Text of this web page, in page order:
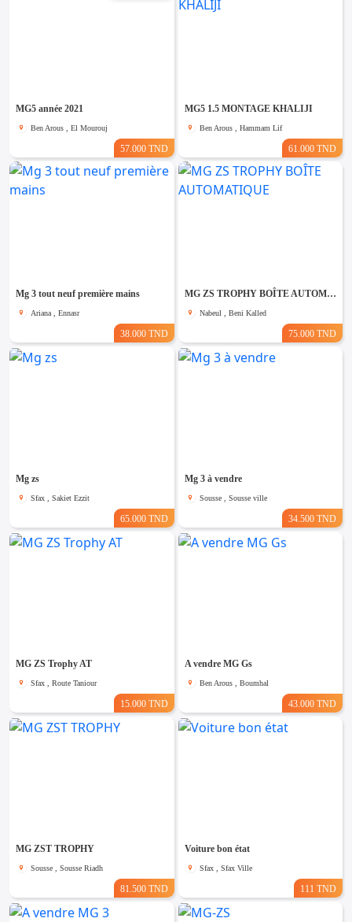
MG5 année 2021
Ben Arous , El Mourouj
57.000 TND
MG5 1.5 MONTAGE KHALIJI
Ben Arous , Hammam Lif
61.000 TND
Mg 3 tout neuf première mains
Ariana , Ennasr
38.000 TND
MG ZS TROPHY BOÎTE AUTOMATIQUE
Nabeul , Beni Kalled
75.000 TND
Mg zs
Sfax , Sakiet Ezzit
65.000 TND
Mg 3 à vendre
Sousse , Sousse ville
34.500 TND
MG ZS Trophy AT
Sfax , Route Taniour
15.000 TND
A vendre MG Gs
Ben Arous , Boumhal
43.000 TND
MG ZST TROPHY
Sousse , Sousse Riadh
81.500 TND
Voiture bon état
Sfax , Sfax Ville
111 TND